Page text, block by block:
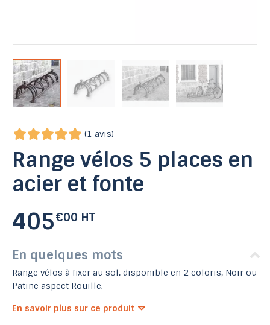
(1 avis)
Range vélos 5 places en
acier et fonte
405€00 HT
En quelques mots
Range vélos à fixer au sol, disponible en 2 coloris, Noir ou
Patine aspect Rouille.
En savoir plus sur ce produit